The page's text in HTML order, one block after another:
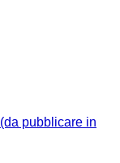
pubblicare in